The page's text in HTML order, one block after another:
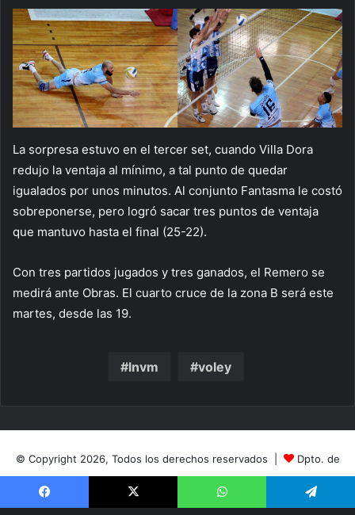
La sorpresa estuvo en el tercer set, cuando Villa Dora
redujo la ventaja al mínimo, a tal punto de quedar
igualados por unos minutos. Al conjunto Fantasma le costó
sobreponerse, pero logró sacar tres puntos de ventaja
que mantuvo hasta el final (25-22).
Con tres partidos jugados y tres ganados, el Remero se
medirá ante Obras. El cuarto cruce de la zona B será este
martes, desde las 19.
lnvm voley
© Copyright 2026, Todos los derechos reservados |
Dpto. de
|Club de Regatas Corrientes
Facebook X WhatsApp Telegram